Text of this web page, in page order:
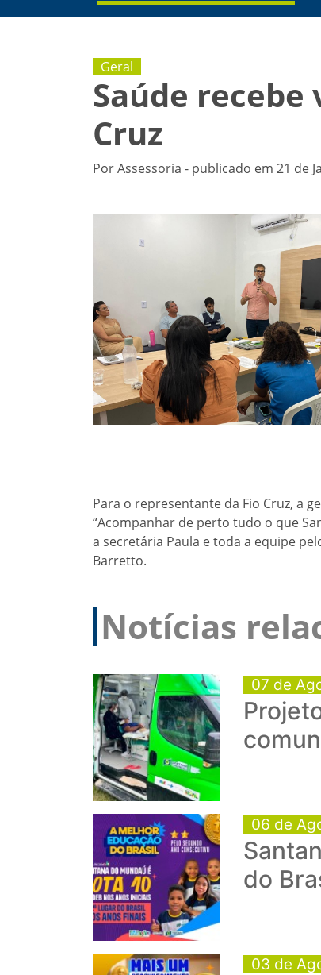
Geral
Saúde recebe
Cruz
Por Assessoria - publicado em 21 de
Para o representante da Fio Cruz, a
“Acompanhar de perto tudo o que
a secretária Paula e toda a equipe
Barretto.
Notícias
07 de
06 de
do
03 de